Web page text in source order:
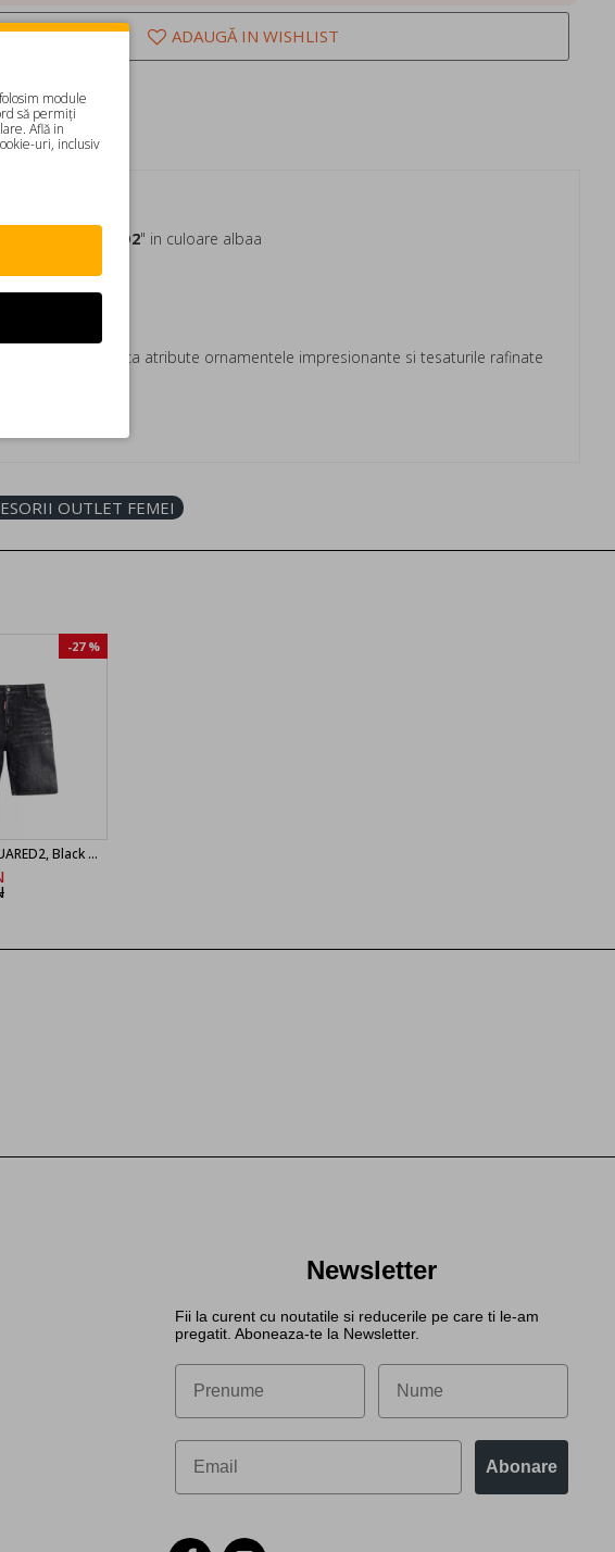
ADAUGĂ IN WISHLIST
" DSQUARED2" in culoare albaa
indraznete au ca atribute ornamentele impresionante si tesaturile rafinate
OUTLET FEMEI
-27 %
Bermude DSQUARED2, Black Fog Wash Marine Shorts
Newsletter
Fii la curent cu noutatile si reducerile pe care ti le-am
pregatit. Aboneaza-te la Newsletter.
Abonare
module
să permiți
Află in
uri, inclusiv